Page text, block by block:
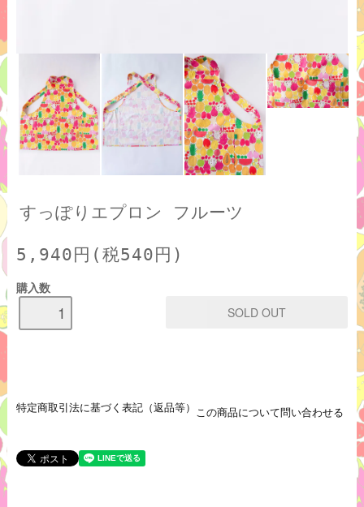
すっぽりエプロン フルーツ
5,940円(税540円)
購入数
特定商取引法に基づく表記（返品等） この商品について問い合わせる